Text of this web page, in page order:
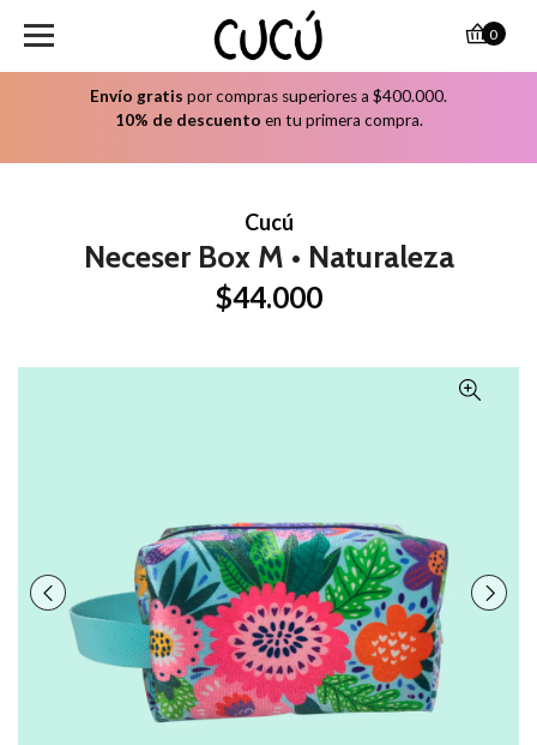
Envío gratis por compras superiores a $400.000.
10% de descuento en tu primera compra.
0
Cucú
Neceser Box M • Naturaleza
$44.000